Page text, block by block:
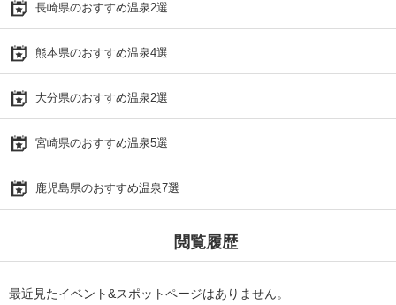
長崎県のおすすめ温泉2選
熊本県のおすすめ温泉4選
大分県のおすすめ温泉2選
宮崎県のおすすめ温泉5選
鹿児島県のおすすめ温泉7選
閲覧履歴
最近見たイベント&スポットページはありません。